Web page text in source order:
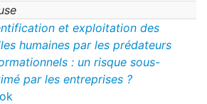
et exploitation des
humaines par les prédateurs
: un risque sous-
par les entreprises ?